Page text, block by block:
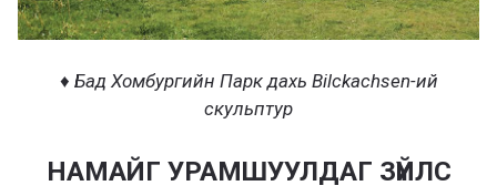
♦ Бад Хомбургийн Парк дахь Bilckachsen-ий
скульптур
НАМАЙГ УРАМШУУЛДАГ ЗҮЙЛС